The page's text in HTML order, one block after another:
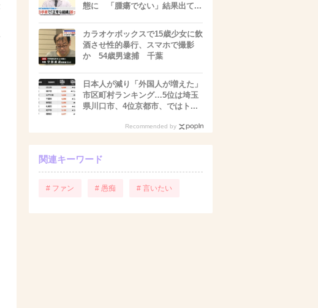
態に 「腫瘍でない」結果出て...
カラオケボックスで15歳少女に飲
酒させ性的暴行、スマホで撮影
か 54歳男逮捕 千葉
日本人が減り「外国人が増えた」
市区町村ランキング…5位は埼玉
県川口市、4位京都市、ではト...
Recommended by
関連キーワード
# ファン # 愚痴 # 言いたい